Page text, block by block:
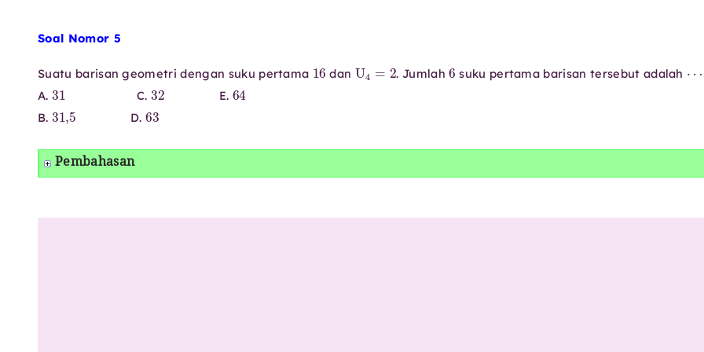
Soal Nomor 5
Suatu barisan geometri dengan suku pertama
16
dan
U
. Jumlah
6
suku pertama barisan tersebut adalah
A.
31
C.
32
E.
64
B.
31 ,5
D.
63
Pembahasan